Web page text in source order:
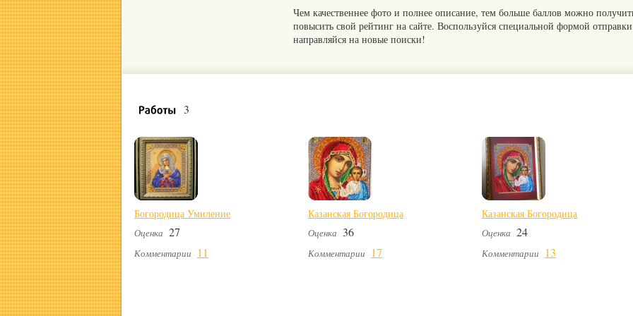
Чем качественнее фото и полнее описание, тем больше баллов можно
повысить свой рейтинг на сайте. Воспользуйся специальной формой
направляйся на новые поиски!
3
Богородица Умиление
Оценка 27
Комментарии 11
Казанская Богородица
Оценка 36
Комментарии 17
Казанская Богородица
Оценка 24
Комментарии 13